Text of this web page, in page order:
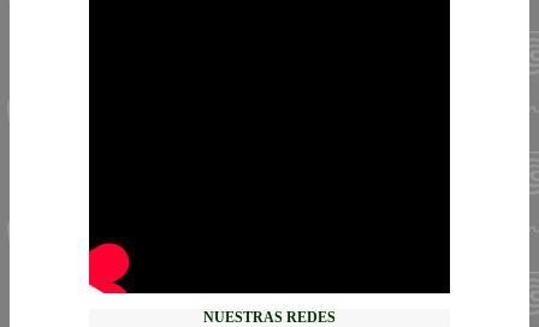
NUESTRAS REDES